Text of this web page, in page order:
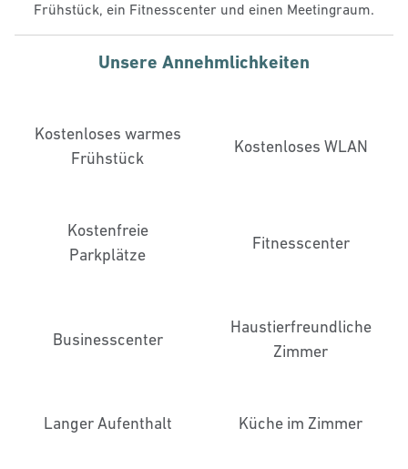
Frühstück, ein Fitnesscenter und einen Meetingraum.
Unsere Annehmlichkeiten
Kostenloses warmes
Frühstück
Kostenloses WLAN
Kostenfreie
Parkplätze
Fitnesscenter
Business­center
Haustier­freundliche
Zimmer
Langer Aufenthalt Küche im Zimmer